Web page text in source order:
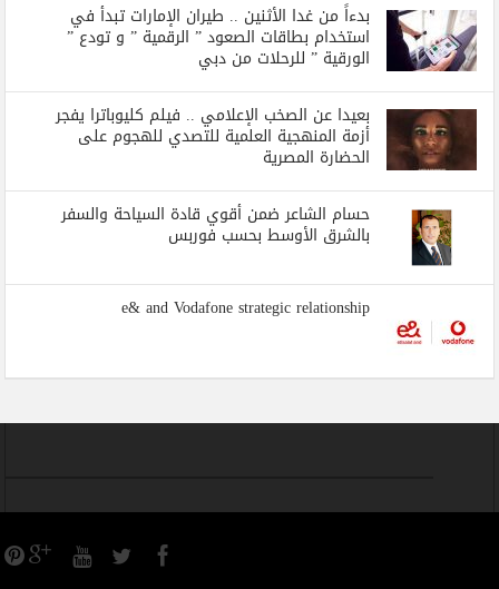
بدءاً من غدا الأثنين .. طيران الإمارات تبدأ في
استخدام بطاقات الصعود ” الرقمية ” و تودع ”
الورقية ” للرحلات من دبي
بعيدا عن الصخب الإعلامي .. فيلم كليوباترا يفجر
أزمة المنهجية العلمية للتصدي للهجوم على
الحضارة المصرية
حسام الشاعر ضمن أقوي قادة السياحة والسفر
بالشرق الأوسط بحسب فوربس
e& and Vodafone strategic relationship